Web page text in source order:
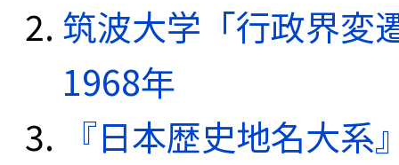
筑波大学「行政界変
1968年
『日本歴史地名大